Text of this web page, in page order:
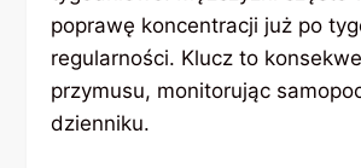
poprawę koncentracji już po
regularności. Klucz to
przymusu, monitorując
dzienniku.